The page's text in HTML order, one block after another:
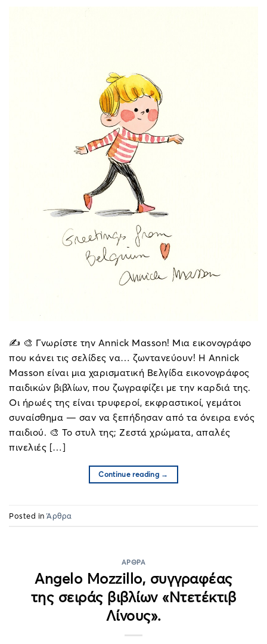
✍️ 🎨 Γνωρίστε την Annick Masson! Μια εικονογράφο
που κάνει τις σελίδες να… ζωντανεύουν! Η Annick
Masson είναι μια χαρισματική Βελγίδα εικονογράφος
παιδικών βιβλίων, που ζωγραφίζει με την καρδιά της.
Οι ήρωές της είναι τρυφεροί, εκφραστικοί, γεμάτοι
συναίσθημα — σαν να ξεπήδησαν από τα όνειρα ενός
παιδιού. 🎨 Το στυλ της; Ζεστά χρώματα, απαλές
πινελιές […]
Continue reading →
Posted inΆρθρα
ΆΡΘΡΑ
Angelo Mozzillo, συγγραφέας
της σειράς βιβλίων «Ντετέκτιβ
Λίνους».